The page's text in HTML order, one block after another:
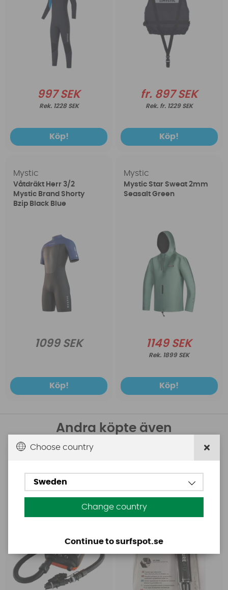
997 SEK
1228 SEK
Köp!
fr. 897 SEK
fr. 1229 SEK
Köp!
Mystic
Våtdräkt Herr 3/2
Mystic Brand Shorty
Bzip Black Blue
1099 SEK
Köp!
Mystic
Mystic Star Sweat 2mm
Seasalt Green
1149 SEK
1899 SEK
Köp!
Andra köpte även
SUP Pump
Choose country
Sweden
Change country
Continue to surfspot.se